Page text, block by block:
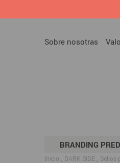
Sobre nosotras
BRANDING
Inicio DARK SIDE Sellos